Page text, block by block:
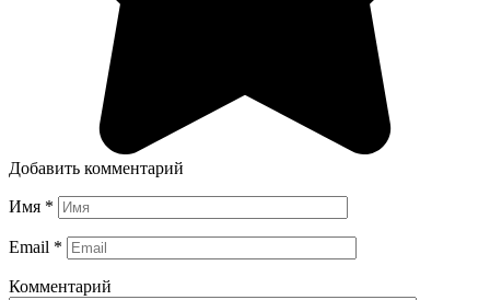
Добавить комментарий
Имя *
Email *
Комментарий